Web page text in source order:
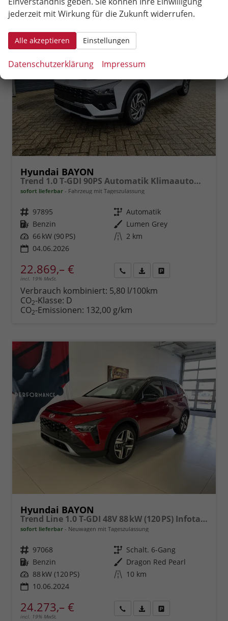
Hyundai BAYON
Trend 1.0 T-GDI 90PS Automatik Klimaautomatik Rückf.Kamera Parksensoren Sitzheizung Lenkradheizung Bluetooth Touchscreen Tempomat Apple CarPlay + Android Auto 16"LM
sofort lieferbar Fahrzeug mit Tageszulassung
Fahrzeugnr. 97895 Getriebe Automatik
Kraftstoff Benzin Außenfarbe Lumen Grey
Leistung 66 kW (90 PS) Kilometerstand 2 km
04.06.2026
22.869,– €
incl. 19% MwSt.
anfordern
Datei,
Verbrauch kombiniert: 5,80 l/100km
CO2-Klasse: D
CO2-Emissionen: 132,00 g/km
Hyundai BAYON
Trend Line 1.0 T-GDI 48V 88 kW (120 PS) Infotainment Paket mit Navigationssystem, Technik-Paket, Zwei-Ton-Lackierung, LED-Scheinwerfer, Bose Soundsystem, Einparkhilfe vorne und hinten inkl. Rückfahrkamera, Sitzheizung hinten, Lenkradheizung, uvm.
sofort lieferbar Neuwagen mit Tageszulassung
Fahrzeugnr. 97068 Getriebe Schalt. 6-Gang
Kraftstoff Benzin Außenfarbe Dragon Red Pearl
Leistung 88 kW (120 PS) Kilometerstand 10 km
10.06.2024
24.273,– €
incl. 19% MwSt.
jederzeit mit Wirkung für die Zukunft widerrufen.
Alle akzeptieren Einstellungen
Datenschutzerklärung Impressum